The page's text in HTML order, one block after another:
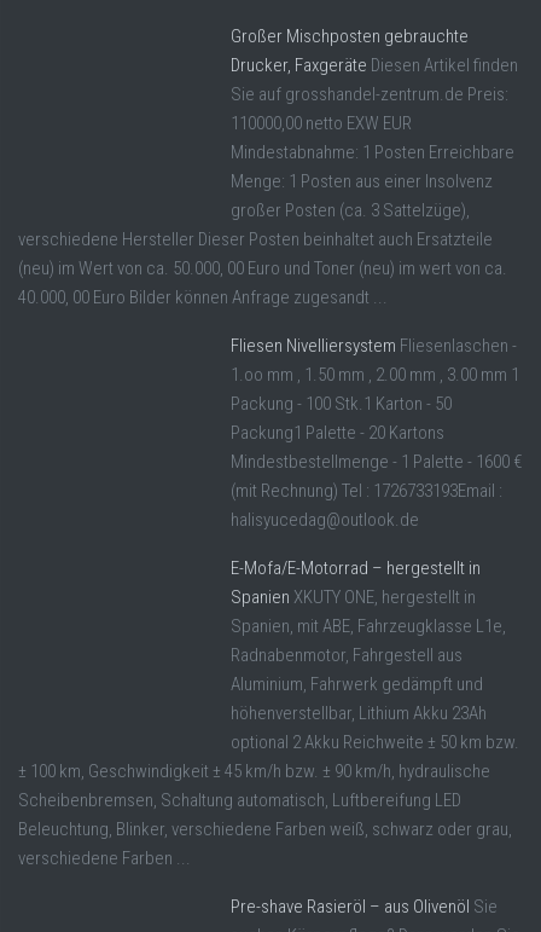
Großer Mischposten gebrauchte
Drucker, Faxgeräte Diesen Artikel finden
Sie auf grosshandel-zentrum.de Preis:
110000,00 netto EXW EUR
Mindestabnahme: 1 Posten Erreichbare
Menge: 1 Posten aus einer Insolvenz
großer Posten (ca. 3 Sattelzüge),
verschiedene Hersteller Dieser Posten beinhaltet auch Ersatzteile
(neu) im Wert von ca. 50.000, 00 Euro und Toner (neu) im wert von ca.
40.000, 00 Euro Bilder können Anfrage zugesandt ...
Fliesen Nivelliersystem Fliesenlaschen -
1.oo mm , 1.50 mm , 2.00 mm , 3.00 mm 1
Packung - 100 Stk.1 Karton - 50
Packung1 Palette - 20 Kartons
Mindestbestellmenge - 1 Palette - 1600 €
(mit Rechnung) Tel : 1726733193Email :
halisyucedag@outlook.de
E-Mofa/E-Motorrad – hergestellt in
Spanien XKUTY ONE, hergestellt in
Spanien, mit ABE, Fahrzeugklasse L1e,
Radnabenmotor, Fahrgestell aus
Aluminium, Fahrwerk gedämpft und
höhenverstellbar, Lithium Akku 23Ah
optional 2 Akku Reichweite ± 50 km bzw.
± 100 km, Geschwindigkeit ± 45 km/h bzw. ± 90 km/h, hydraulische
Scheibenbremsen, Schaltung automatisch, Luftbereifung LED
Beleuchtung, Blinker, verschiedene Farben weiß, schwarz oder grau,
verschiedene Farben ...
Pre-shave Rasieröl – aus Olivenöl Sie